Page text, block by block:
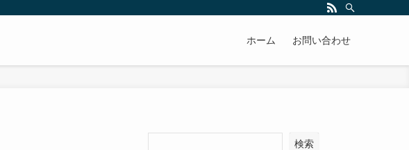
ホーム お問い合わせ
検索